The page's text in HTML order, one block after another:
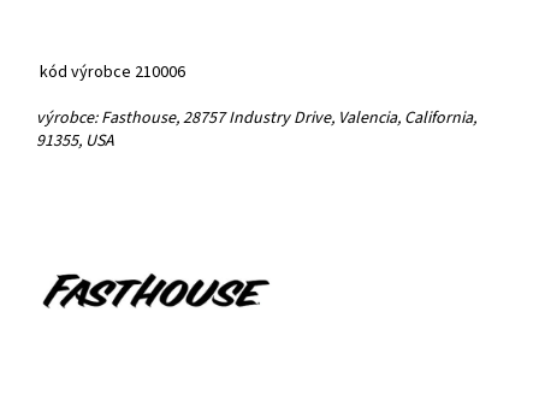
kód výrobce 210006
výrobce: Fasthouse, 28757 Industry Drive, Valencia, California,
91355, USA